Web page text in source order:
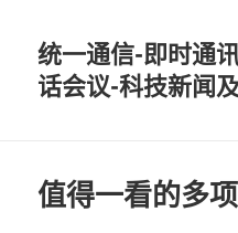
统一通信-即时通
话会议-科技新闻
值得一看的多